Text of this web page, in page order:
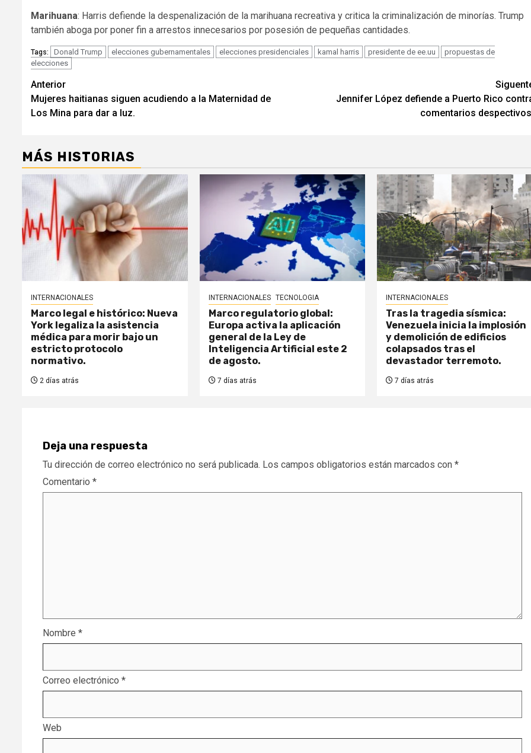
Marihuana: Harris defiende la despenalización de la marihuana recreativa y critica la criminalización de minorías. Trump
también aboga por poner fin a arrestos innecesarios por posesión de pequeñas cantidades.
Tags: Donald Trump elecciones gubernamentales elecciones presidenciales kamal harris presidente de ee.uu
propuestas de
elecciones
Navegación
de
entradas
Anterior
Mujeres haitianas siguen acudiendo a la Maternidad de
Los Mina para dar a luz.
Jennifer López defiende a Puerto Rico
comentarios
MÁS HISTORIAS
INTERNACIONALES
Marco legal e histórico: Nueva
York legaliza la asistencia
médica para morir bajo un
estricto protocolo
normativo.
2 días atrás
INTERNACIONALES TECNOLOGIA
Marco regulatorio global:
Europa activa la aplicación
general de la Ley de
Inteligencia Artificial este 2
de agosto.
7 días atrás
INTERNACIONALES
Tras la tragedia sísmica:
Venezuela inicia la implosión
y demolición de edificios
colapsados tras el
devastador terremoto.
7 días atrás
Deja una respuesta
Tu dirección de correo electrónico no será publicada. Los campos obligatorios están marcados con *
Comentario *
Nombre *
Correo electrónico *
Web